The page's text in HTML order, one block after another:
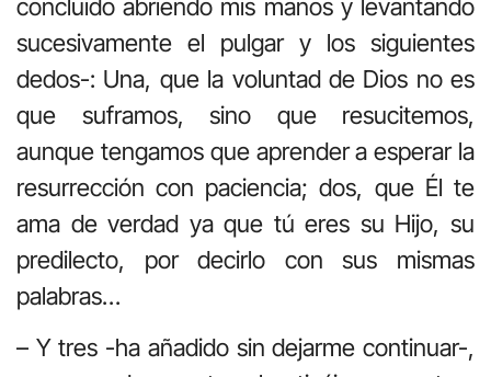
concluido abriendo mis manos y levantando
sucesivamente el pulgar y los siguientes
dedos-: Una, que la voluntad de Dios no es
que suframos, sino que resucitemos,
aunque tengamos que aprender a esperar la
resurrección con paciencia; dos, que Él te
ama de verdad ya que tú eres su Hijo, su
predilecto, por decirlo con sus mismas
palabras…
– Y tres -ha añadido sin dejarme continuar-,